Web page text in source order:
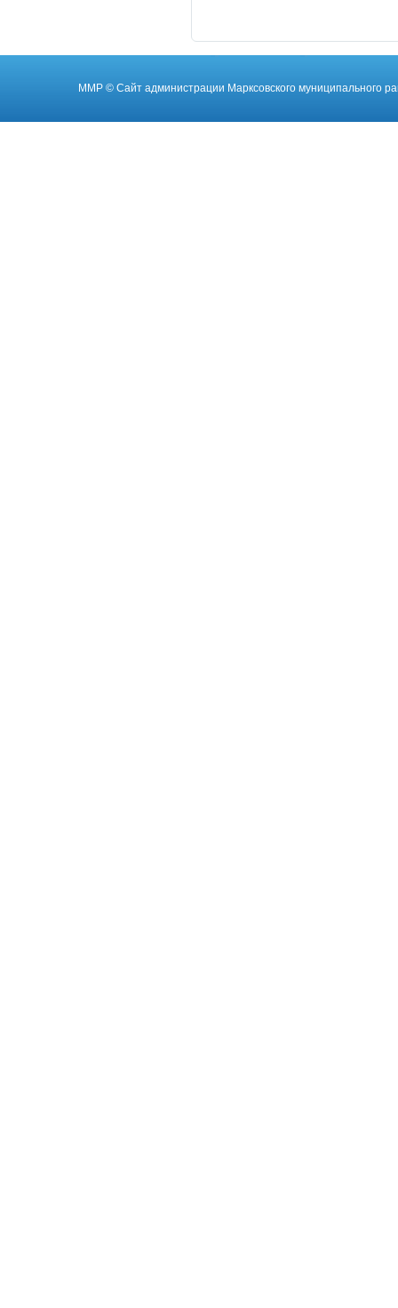
ММР © Cайт администрации Марксовского муниципального